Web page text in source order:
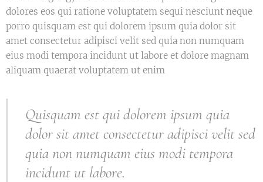
dolores eos qui ratione voluptatem sequi nesciunt neque
porro quisquam est qui dolorem ipsum quia dolor sit
amet consectetur adipisci velit sed quia non numquam
eius modi tempora incidunt ut labore et dolore magnam
aliquam quaerat voluptatem ut enim
Quisquam est qui dolorem ipsum quia
dolor sit amet consectetur adipisci velit sed
quia non numquam eius modi tempora
incidunt ut labore.